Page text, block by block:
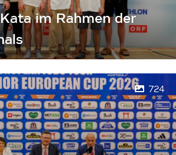
im Rahmen der
724